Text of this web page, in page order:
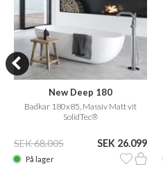
New Deep 180
Badkar 180x85, Massiv Matt vit
SolidTec®
SEK 68.005 SEK 26.099
På lager